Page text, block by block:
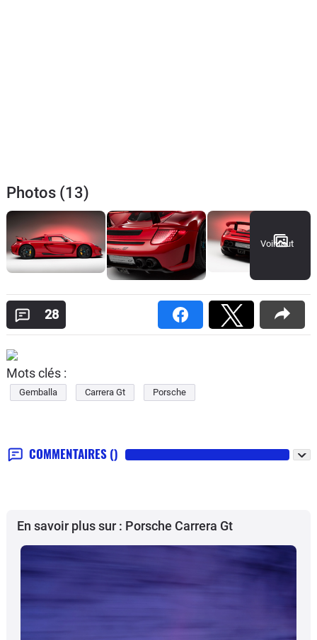
Photos (13)
Voir tout
28
Mots clés :
Gemballa Carrera Gt Porsche
COMMENTAIRES ()
En savoir plus sur : Porsche Carrera Gt